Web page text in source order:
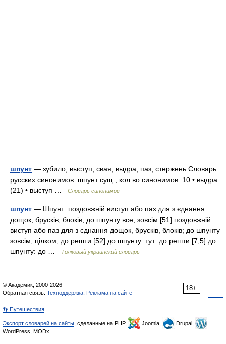
шпунт — зубило, выступ, свая, выдра, паз, стержень Словарь
русских синонимов. шпунт сущ., кол во синонимов: 10 • выдра
(21) • выступ …
Словарь синонимов
шпунт — Шпунт: поздовжній виступ або паз для з єднання
дощок, брусків, блоків; до шпунту все, зовсім [51] поздовжній
виступ або паз для з єднання дощок, брусків, блоків; до шпунту
зовсім, цілком, до решти [52] до шпунту: тут: до решти [7;5] до
шпунту: до …
Толковый украинский словарь
18+
© Академик, 2000-2026
Обратная связь: Техподдержка Реклама на сайте
👣 Путешествия
Экспорт словарей на сайты , сделанные на PHP, Joomla,
Drupal,
WordPress, MODx.